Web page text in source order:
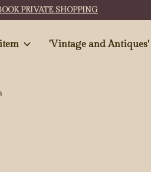
PRIVATE SHOPPING